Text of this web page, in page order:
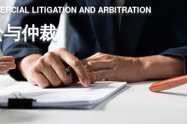
LITIGATION AND ARBITRATION
仲裁